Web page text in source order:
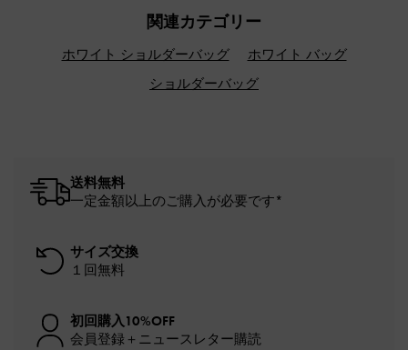
関連カテゴリー
ホワイト ショルダーバッグ
ホワイト バッグ
ショルダーバッグ
送料無料
一定金額以上のご購入が必要です*
サイズ交換
１回無料
初回購入10%OFF
会員登録＋ニュースレター購読